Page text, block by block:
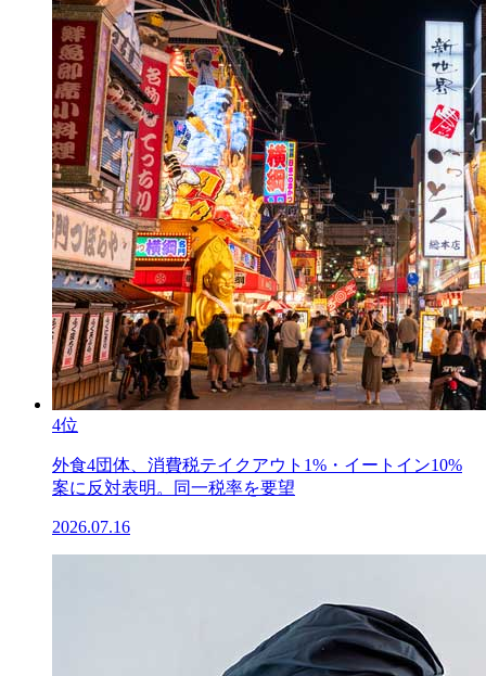
4位
外食4団体、消費税テイクアウト1%・イートイン10%
案に反対表明。同一税率を要望
2026.07.16